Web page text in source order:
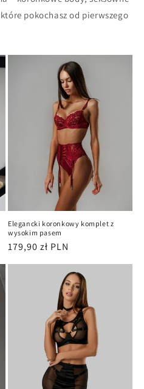
pokochasz od pierwszego
Elegancki koronkowy komplet z
wysokim pasem
Cena
179,90 zł PLN